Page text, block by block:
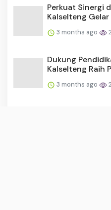
Perkuat Sinergi
Kalselteng Gelar
3 months ago
Dukung
Kalselteng Raih
3 months ago